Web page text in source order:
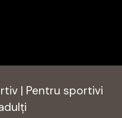
| Pentru sportivi